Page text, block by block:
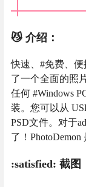
😼 介绍：
快速、#免费、便
了一个全面的照
任何 #Windows
装。您可以从
PSD文件。对于
了！PhotoDemon
:satisfied: 截图